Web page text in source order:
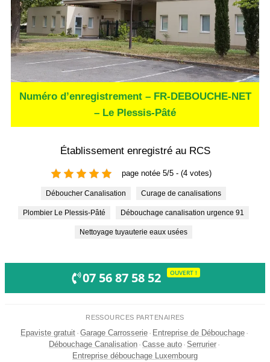
Numéro d’enregistrement – FR-DEBOUCHE-NET
– Le Plessis-Pâté
Établissement enregistré au RCS
page notée 5/5 - (4 votes)
Déboucher Canalisation Curage de canalisations
Plombier Le Plessis-Pâté Débouchage canalisation urgence 91
Nettoyage tuyauterie eaux usées
07 56 87 58 52 OUVERT !
RESSOURCES PARTENAIRES
Epaviste gratuit · Garage Carrosserie · Entreprise de Débouchage ·
Débouchage Canalisation · Casse auto · Serrurier ·
Entreprise débouchage Luxembourg